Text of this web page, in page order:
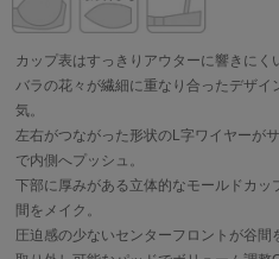
カップ表はすっきりアウターに響きにく
バラの花々が繊細に重なり合ったデザイ
気。
左右がつながった形状のL字ワイヤーが
で内側へプッシュ。
下部に厚みがある立体的なモールドカ
間をメイク。
圧迫感の少ないセンターフロントが谷間